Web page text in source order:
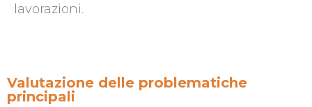
lavorazioni.
Valutazione delle problematiche
principali